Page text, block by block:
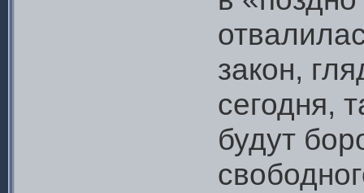
закон,
сегодня,
будут